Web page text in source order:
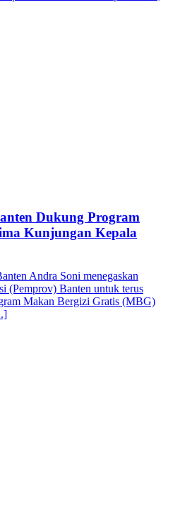
Dukung Program
Kunjungan Kepala
Andra Soni menegaskan
(Pemprov) Banten untuk terus
Makan Bergizi Gratis (MBG)